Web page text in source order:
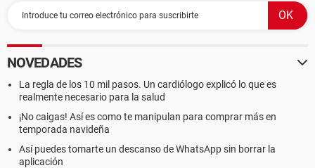
NOVEDADES
La regla de los 10 mil pasos. Un cardiólogo explicó lo que es
realmente necesario para la salud
¡No caigas! Así es como te manipulan para comprar más en
temporada navideña
Así puedes tomarte un descanso de WhatsApp sin borrar la
aplicación